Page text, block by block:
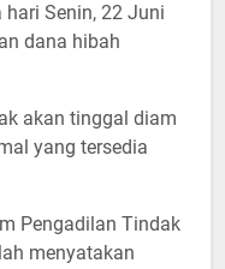
Senin, 22 Juni
dana hibah
akan tinggal diam
yang tersedia
Pengadilan Tindak
menyatakan